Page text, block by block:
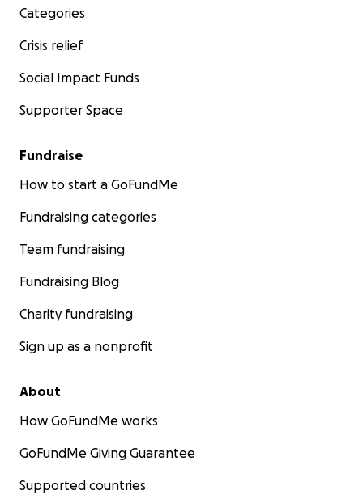
Categories
Crisis relief
Social Impact Funds
Supporter Space
Fundraise
How to start a GoFundMe
Fundraising categories
Team fundraising
Fundraising Blog
Charity fundraising
Sign up as a nonprofit
About
How GoFundMe works
GoFundMe Giving Guarantee
Supported countries